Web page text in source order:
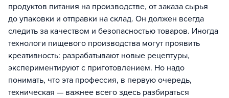
продуктов питания на производстве, от заказа сырья
до упаковки и отправки на склад. Он должен всегда
следить за качеством и безопасностью товаров. Иногда
технологи пищевого производства могут проявить
креативность: разрабатывают новые рецептуры,
экспериментируют с приготовлением. Но надо
понимать, что эта профессия, в первую очередь,
техническая — важнее всего здесь разбираться